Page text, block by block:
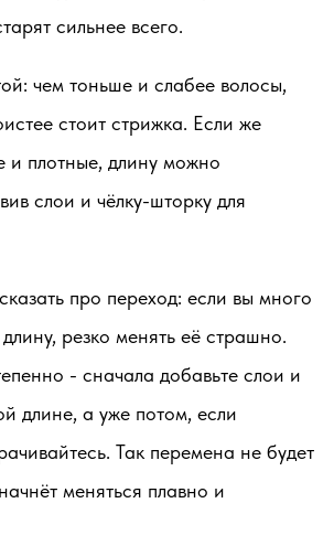
сильнее всего.
чем тоньше и слабее волосы,
стоит стрижка. Если же
и плотные, длину можно
слои и чёлку-шторку для
про переход: если вы много
резко менять её страшно.
- сначала добавьте слои и
длине, а уже потом, если
Так перемена не будет
меняться плавно и